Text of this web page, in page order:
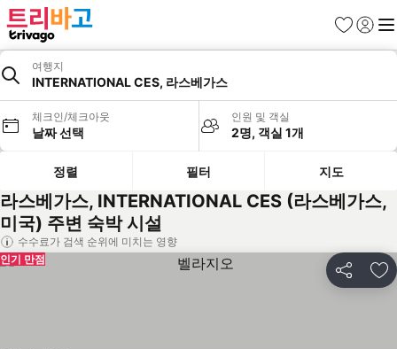
즐겨찾기
로그인
메
여행지
INTERNATIONAL CES, 라스베가스
체크인/체크아웃
날짜 선택
인원 및 객실
2명, 객실 1개
정렬 필터 지도
라스베가스, INTERNATIONAL CES (라스베가스,
미국) 주변 숙박 시설
수수료가 검색 순위에 미치는 영향
공유 즐
인기 만점